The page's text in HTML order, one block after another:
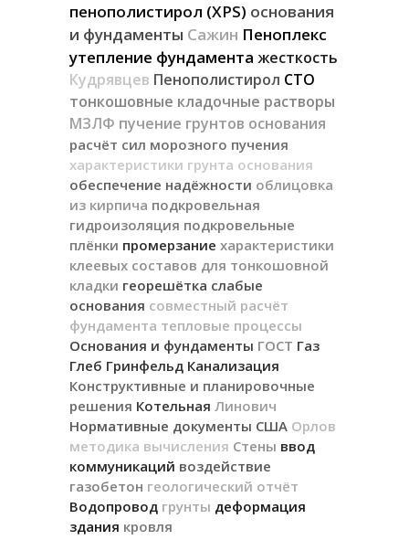
пенополистирол (XPS) основания
и фундаменты Сажин Пеноплекс
утепление фундамента жесткость
Кудрявцев Пенополистирол СТО
тонкошовные кладочные растворы
МЗЛФ пучение грунтов основания
расчёт сил морозного пучения
характеристики грунта основания
обеспечение надёжности облицовка
из кирпича подкровельная
гидроизоляция подкровельные
плёнки промерзание характеристики
клеевых составов для тонкошовной
кладки георешётка слабые
основания совместный расчёт
фундамента тепловые процессы
Основания и фундаменты ГОСТ Газ
Глеб Гринфельд Канализация
Конструктивные и планировочные
решения Котельная Линович
Нормативные документы США Орлов
методика вычисления Стены ввод
коммуникаций воздействие
газобетон геологический отчёт
Водопровод грунты деформация
здания кровля